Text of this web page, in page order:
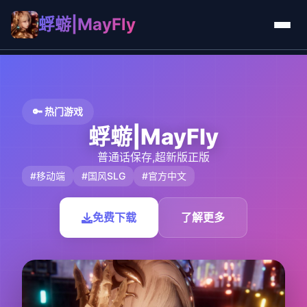
蜉蝣|MayFly
🔑 热门游戏
蜉蝣|MayFly
普通话保存,超新版正版
#移动端 #国风SLG #官方中文
免费下载 了解更多